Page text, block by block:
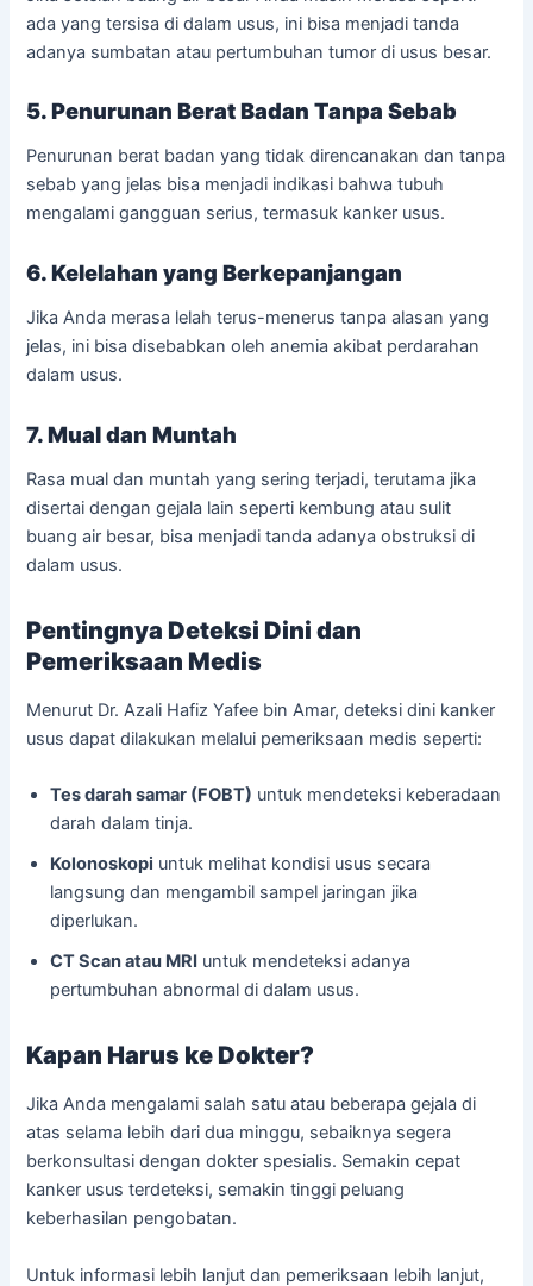
ada yang tersisa di dalam usus, ini bisa menjadi tanda
adanya sumbatan atau pertumbuhan tumor di usus besar.
5. Penurunan Berat Badan Tanpa Sebab
Penurunan berat badan yang tidak direncanakan dan tanpa
sebab yang jelas bisa menjadi indikasi bahwa tubuh
mengalami gangguan serius, termasuk kanker usus.
6. Kelelahan yang Berkepanjangan
Jika Anda merasa lelah terus-menerus tanpa alasan yang
jelas, ini bisa disebabkan oleh anemia akibat perdarahan
dalam usus.
7. Mual dan Muntah
Rasa mual dan muntah yang sering terjadi, terutama jika
disertai dengan gejala lain seperti kembung atau sulit
buang air besar, bisa menjadi tanda adanya obstruksi di
dalam usus.
Pentingnya Deteksi Dini dan
Pemeriksaan Medis
Menurut Dr. Azali Hafiz Yafee bin Amar, deteksi dini kanker
usus dapat dilakukan melalui pemeriksaan medis seperti:
Tes darah samar (FOBT) untuk mendeteksi keberadaan
darah dalam tinja.
Kolonoskopi untuk melihat kondisi usus secara
langsung dan mengambil sampel jaringan jika
diperlukan.
CT Scan atau MRI untuk mendeteksi adanya
pertumbuhan abnormal di dalam usus.
Kapan Harus ke Dokter?
Jika Anda mengalami salah satu atau beberapa gejala di
atas selama lebih dari dua minggu, sebaiknya segera
berkonsultasi dengan dokter spesialis. Semakin cepat
kanker usus terdeteksi, semakin tinggi peluang
keberhasilan pengobatan.
Untuk informasi lebih lanjut dan pemeriksaan lebih lanjut,